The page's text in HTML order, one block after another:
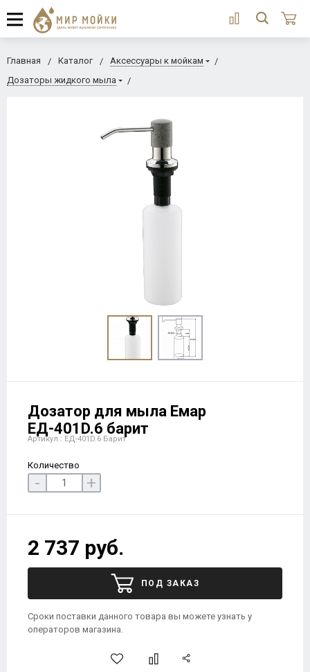
Главная Каталог
Аксессуары к мойкам
Дозаторы жидкого мыла
Дозатор для мыла Емар
ЕД-401D.6 барит
Артикул : ЕД-401D.6 Барит
Количество
- +
2 737 руб.
ПОД ЗАКАЗ
Сроки поставки данного товара вы можете узнать у
операторов магазина.